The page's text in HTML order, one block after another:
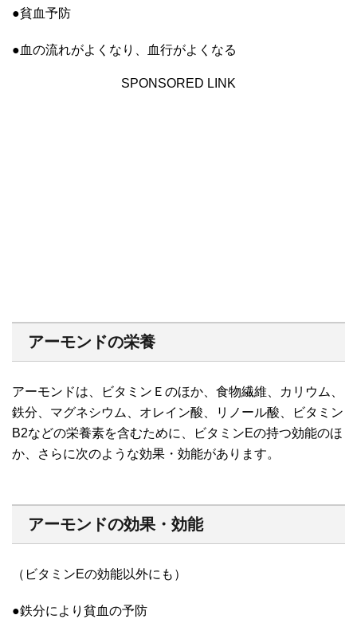
●貧血予防
●血の流れがよくなり、血行がよくなる
SPONSORED LINK
アーモンドの栄養
アーモンドは、ビタミンＥのほか、食物繊維、カリウム、
鉄分、マグネシウム、オレイン酸、リノール酸、ビタミン
B2などの栄養素を含むために、ビタミンEの持つ効能のほ
か、さらに次のような効果・効能があります。
アーモンドの効果・効能
（ビタミンEの効能以外にも）
●鉄分により貧血の予防